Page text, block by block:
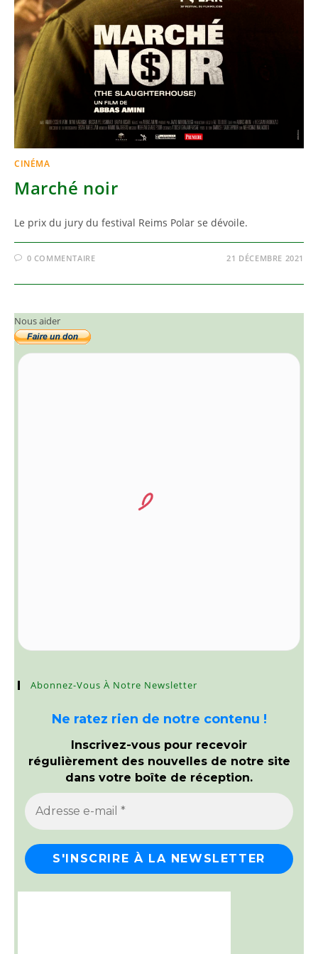
CINÉMA
Marché noir
Le prix du jury du festival Reims Polar se dévoile.
0 COMMENTAIRE 21 DÉCEMBRE 2021
Nous aider
Abonnez-Vous À Notre Newsletter
Ne ratez rien de notre contenu !
Inscrivez-vous pour recevoir
régulièrement des nouvelles de notre site
dans votre boîte de réception.